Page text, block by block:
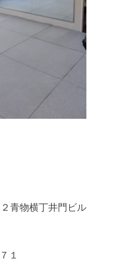
青物横丁井門ビル
１